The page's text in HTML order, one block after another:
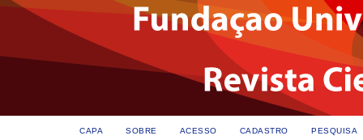
CAPA SOBRE ACESSO CADASTRO PESQUISA